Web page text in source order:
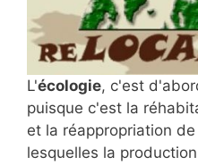
L'écologie, c'est
puisque c'est la
et la réappropriation
lesquelles la